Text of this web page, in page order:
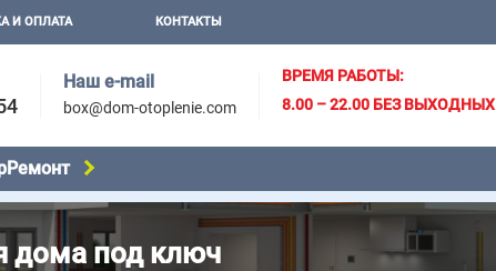
И ОПЛАТА КОНТАКТЫ
Наш e-mail
box@dom-otoplenie.com
ВРЕМЯ РАБОТЫ:
8.00 – 22.00 БЕЗ ВЫХОДНЫХ
Ремонт
дома под ключ